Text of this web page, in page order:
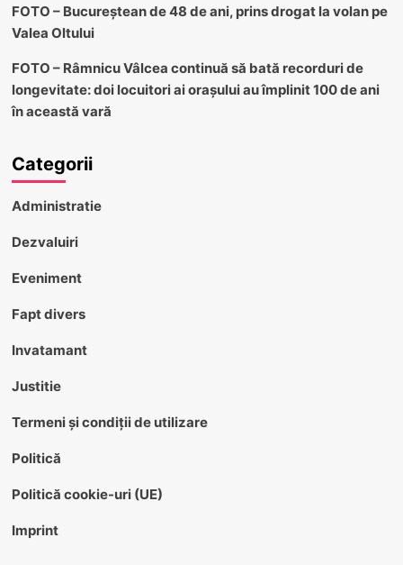
FOTO – Bucureștean de 48 de ani, prins drogat la volan pe
Valea Oltului
FOTO – Râmnicu Vâlcea continuă să bată recorduri de
longevitate: doi locuitori ai orașului au împlinit 100 de ani
în această vară
Categorii
Administratie
Dezvaluiri
Eveniment
Fapt divers
Invatamant
Justitie
Termeni și condiții de utilizare
Politică
Politică cookie-uri (UE)
Imprint